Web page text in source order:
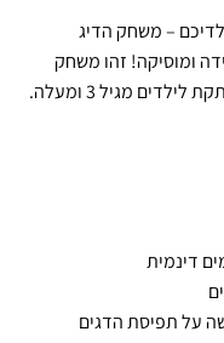
– משחק הדיג
ומוסיקה! זהו משחק
מגיל 3 ומעלה.
דינמית
על תפיסת הדגים